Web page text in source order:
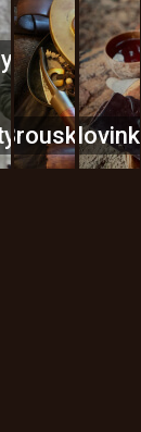
BrouskyNovinky